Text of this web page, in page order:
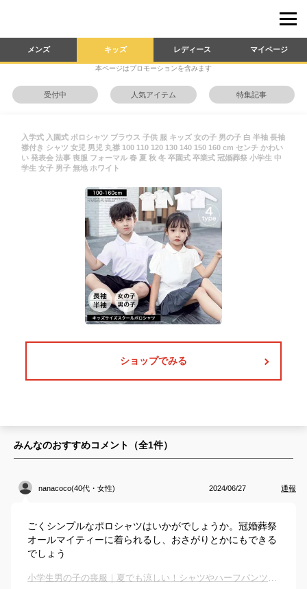
メンズ キッズ レディース マイページ
本ページはプロモーションを含みます
受付中 人気アイテム 特集記事
入学式 入園式 ポロシャツ ブラウス 子供 服 キッズ 女の子 男の子 白 半袖 長袖
襟付き シャツ 女児 男児 丸襟 100 110 120 130 140 150 160 cm センチ かわい
い 発表会 法事 喪服 フォーマル 春 夏 秋 冬 卒園式 卒業式 冠婚葬祭 小学生 中
学生 女子 男子 無地 ホワイト
ショップでみる
みんなのおすすめコメント（全1件）
nanacoco(40代・女性) 2024/06/27 通報
ごくシンプルなポロシャツはいかがでしょうか。冠婚葬祭
オールマイティーに着られるし、おさがりとかにもできる
でしょう
小学生男の子の喪服｜夏でも涼しい！シャツやハーフパンツなどフォーマル服のおすすめは？